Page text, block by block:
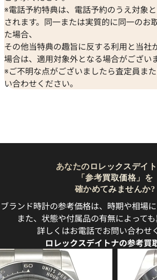
※電話予約特典は、電話予約のうえ対象
されます。同一または実質的に同一のお
た場合、
その他当特典の趣旨に反する利用と当社
場合は、適用対象外となる場合がございま
※ご不明な点がございましたら査定員ま
い合わせください。
あなたのロレックスデイ
「参考買取価格」を
確かめてみませんか?
ブランド時計の参考価格は、時期や相場に
また、状態や付属品の有無によって
詳しくはお電話でお問い合わせ
ロレックスデイトナの参考買